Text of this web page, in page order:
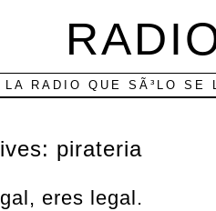
LA RADIO QUE SÃ³LO
pirateria
eres legal.